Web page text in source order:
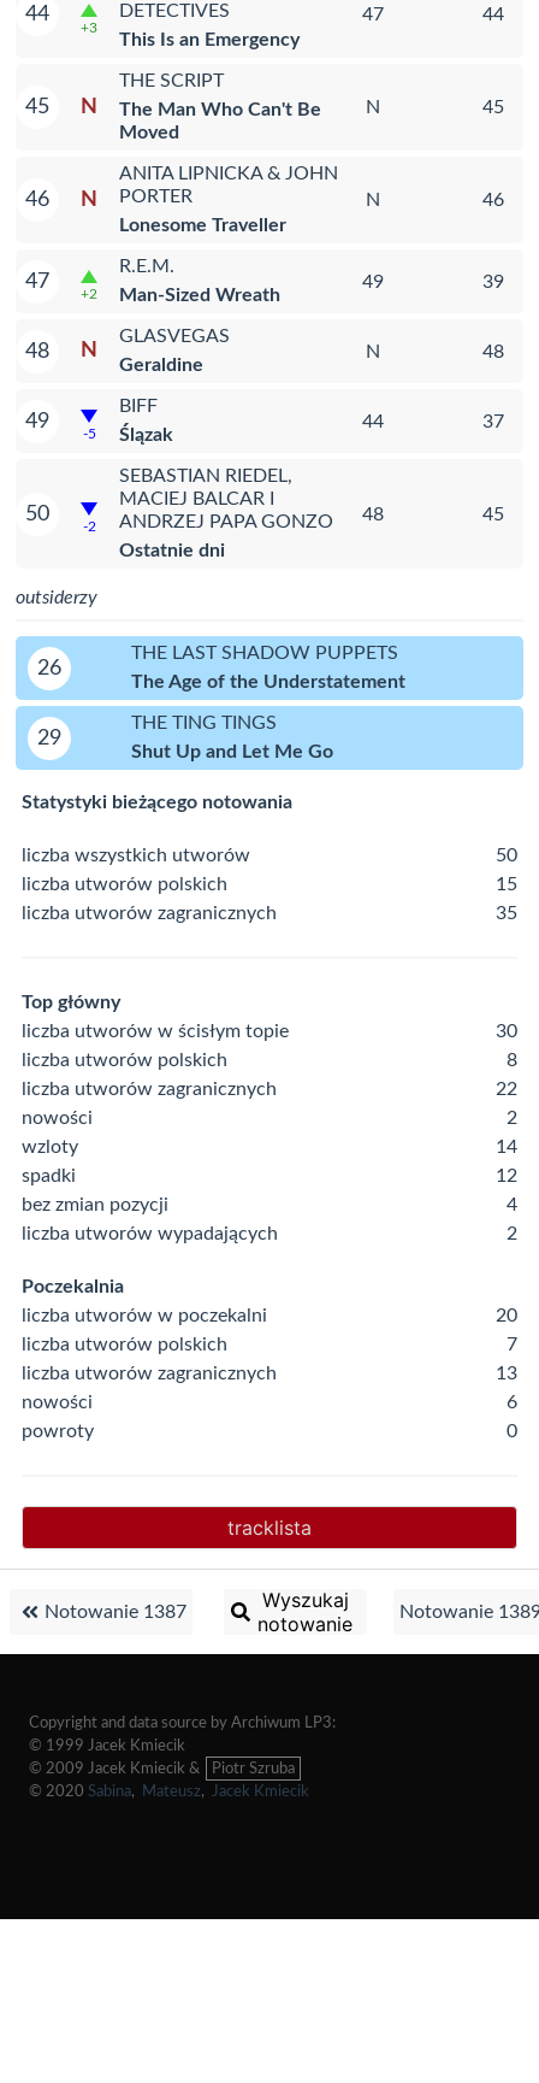
44
+3
DETECTIVES
This Is an Emergency
47 44
45 N
THE SCRIPT
The Man Who Can't Be
Moved
N 45
46 N
ANITA LIPNICKA & JOHN
PORTER
Lonesome Traveller
N 46
47
+2
R.E.M.
Man-Sized Wreath
49 39
48 N
GLASVEGAS
Geraldine
N 48
49
-5
BIFF
Ślązak
44 37
50
-2
SEBASTIAN RIEDEL,
MACIEJ BALCAR I
ANDRZEJ PAPA GONZO
Ostatnie dni
48 45
outsiderzy
26
THE LAST SHADOW PUPPETS
The Age of the Understatement
29
THE TING TINGS
Shut Up and Let Me Go
Statystyki bieżącego notowania
liczba wszystkich utworów
50
liczba utworów polskich
15
liczba utworów zagranicznych
35
Top główny
liczba utworów w ścisłym topie
30
liczba utworów polskich
8
liczba utworów zagranicznych
22
nowości
2
wzloty
14
spadki
12
bez zmian pozycji
4
liczba utworów wypadających
2
Poczekalnia
liczba utworów w poczekalni
20
liczba utworów polskich
7
liczba utworów zagranicznych
13
nowości
6
powroty
0
tracklista
Notowanie 1387
Wyszukaj
notowanie
Notowanie
Copyright and data source by Archiwum LP3:
© 1999 Jacek Kmiecik
© 2009 Jacek Kmiecik &
Piotr Szruba
© 2020 Sabina, Mateusz, Jacek Kmiecik